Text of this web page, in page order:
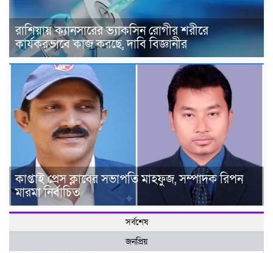
রাশিয়ায় ক্যানসারের ভ্যাকসিন রোগীর শরীরে
কার্যকরভাবে কাজ করছে, দাবি বিজ্ঞানীর
কাপ্তাই প্রেস ক্লাবের সভাপতি মাহফুজ, সম্পাদক রিপন
মারমা নির্বাচিত
সর্বশেষ
জনপ্রিয়